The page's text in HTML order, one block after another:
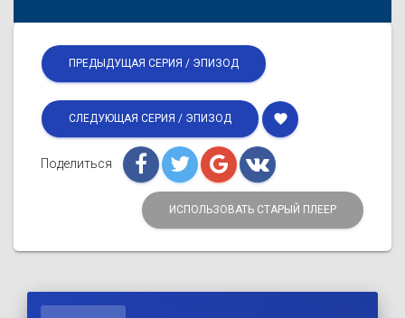
ПРЕДЫДУЩАЯ СЕРИЯ / ЭПИЗОД
СЛЕДУЮЩАЯ СЕРИЯ / ЭПИЗОД favorite
Поделиться
ИСПОЛЬЗОВАТЬ СТАРЫЙ ПЛЕЕР